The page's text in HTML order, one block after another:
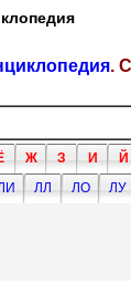
.
Ж З И Й
ЛЛ ЛО ЛУ